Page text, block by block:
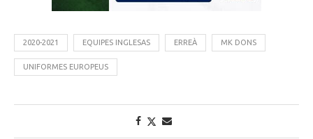
2020-2021 EQUIPES INGLESAS ERREÀ MK DONS
UNIFORMES EUROPEUS